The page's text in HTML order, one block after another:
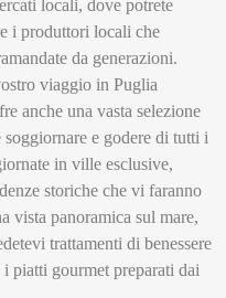
locali, dove potrete
i produttori locali che
da generazioni.
viaggio in Puglia
anche una vasta selezione
e godere di tutti i
in ville esclusive,
storiche che vi faranno
vista panoramica sul mare,
trattamenti di benessere
i piatti gourmet preparati dai